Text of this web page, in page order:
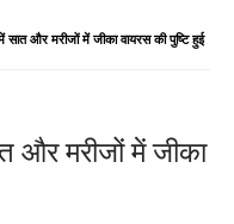
सात और मरीजों में जीका वायरस की पुष्टि हुई
और मरीजों में जीका